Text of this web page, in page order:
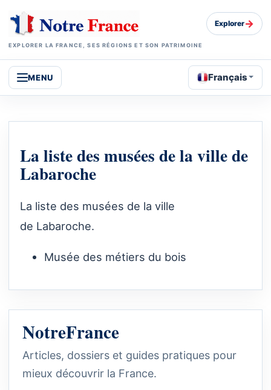
EXPLORER LA FRANCE, SES RÉGIONS ET SON PATRIMOINE
Explorer→
MENU Français
La liste des musées de la ville de
Labaroche
La liste des musées de la ville
de Labaroche.
Musée des métiers du bois
NotreFrance
Articles, dossiers et guides pratiques pour
mieux découvrir la France.